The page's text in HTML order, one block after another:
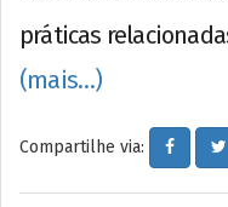
práticas
(mais…)
Compartilhe via: